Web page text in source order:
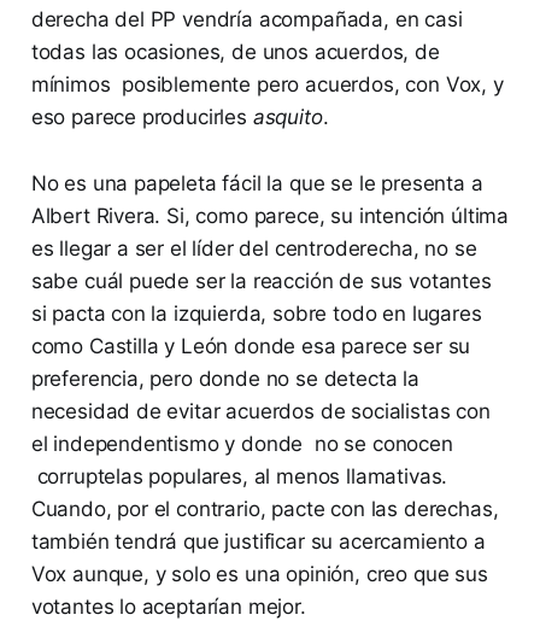
derecha del PP vendría acompañada, en casi
todas las ocasiones, de unos acuerdos, de
mínimos posiblemente pero acuerdos, con Vox, y
eso parece producirles asquito.
No es una papeleta fácil la que se le presenta a
Albert Rivera. Si, como parece, su intención última
es llegar a ser el líder del centroderecha, no se
sabe cuál puede ser la reacción de sus votantes
si pacta con la izquierda, sobre todo en lugares
como Castilla y León donde esa parece ser su
preferencia, pero donde no se detecta la
necesidad de evitar acuerdos de socialistas con
el independentismo y donde no se conocen
corruptelas populares, al menos llamativas.
Cuando, por el contrario, pacte con las derechas,
también tendrá que justificar su acercamiento a
Vox aunque, y solo es una opinión, creo que sus
votantes lo aceptarían mejor.